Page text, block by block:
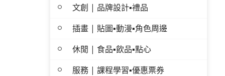
文創 | 品牌設計▪禮品
插畫 | 貼圖▪動漫▪角色周邊
休閒 | 食品▪飲品▪點心
服務 | 課程學習▪優惠票券